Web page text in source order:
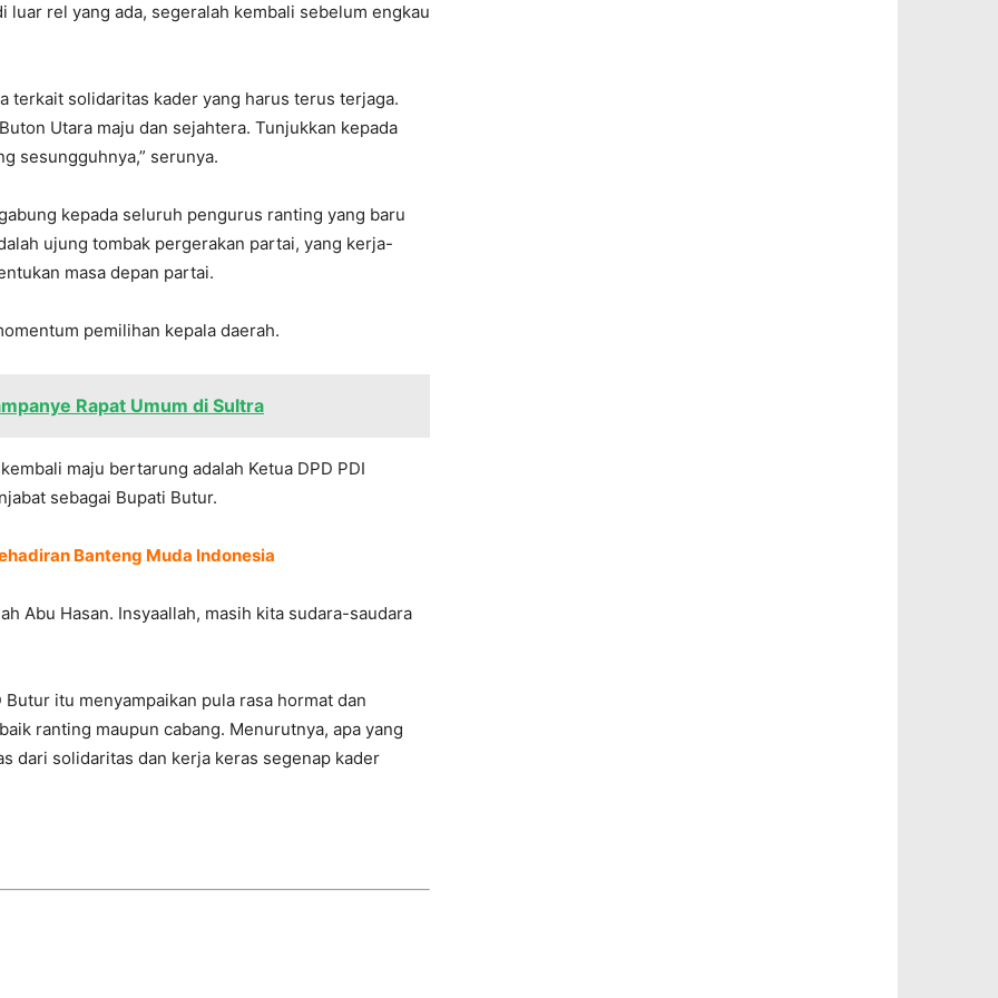
luar rel yang ada, segeralah kembali sebelum engkau
terkait solidaritas kader yang harus terus terjaga.
Utara maju dan sejahtera. Tunjukkan kepada
sesungguhnya,” serunya.
kepada seluruh pengurus ranting yang baru
ujung tombak pergerakan partai, yang kerja-
masa depan partai.
pemilihan kepala daerah.
Rapat Umum di Sultra
maju bertarung adalah Ketua DPD PDI
sebagai Bupati Butur.
Banteng Muda Indonesia
Abu Hasan. Insyaallah, masih kita sudara-saudara
itu menyampaikan pula rasa hormat dan
ranting maupun cabang. Menurutnya, apa yang
dari solidaritas dan kerja keras segenap kader